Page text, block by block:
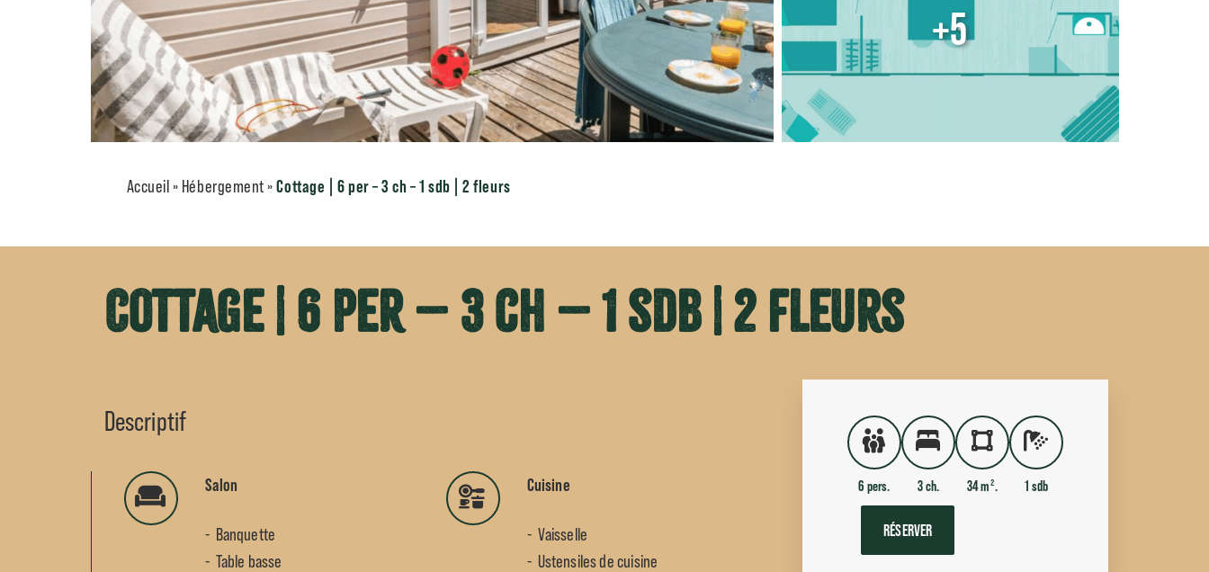
+5
Accueil» Hébergement»Cottage | 6 per – 3 ch – 1 sdb | 2 fleurs
Cottage | 6 per – 3 ch – 1 sdb | 2 fleurs
Descriptif
Salon
Banquette
Table basse
Cuisine
Vaisselle
Ustensiles de cuisine
6 pers. 3 ch. 34 m². 1 sdb
RÉSERVER